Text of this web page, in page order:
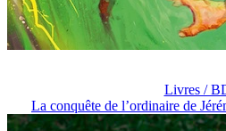
Livres /
La conquête de l’ordinaire de